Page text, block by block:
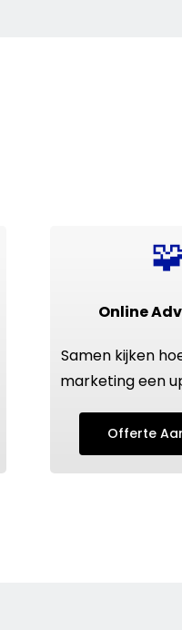
Online
Samen kijken
marketingeen
Offerte